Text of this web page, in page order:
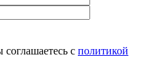
с политикой